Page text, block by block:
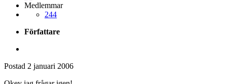
Medlemmar
244
Författare
Postad 2 januari 2006